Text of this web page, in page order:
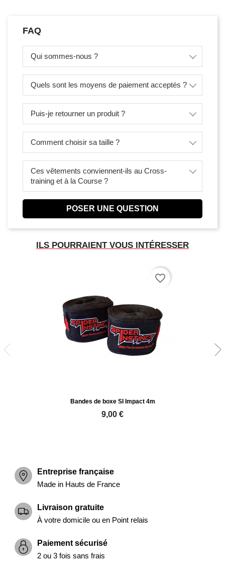
FAQ
Qui sommes-nous ?
Quels sont les moyens de paiement acceptés ?
Puis-je retourner un produit ?
Comment choisir sa taille ?
Ces vêtements conviennent-ils au Cross-
training et à la Course ?
POSER UNE QUESTION
ILS POURRAIENT VOUS INTÉRESSER
Bandes de boxe SI Impact 4m
9,00 €
favorite_border
Entreprise française
Made in Hauts de France
Livraison gratuite
À votre domicile ou en Point relais
Paiement sécurisé
2 ou 3 fois sans frais